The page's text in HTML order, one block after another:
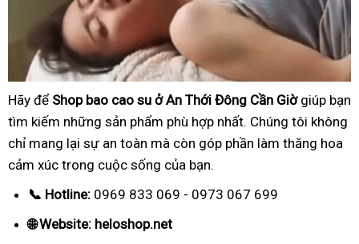
Hãy để Shop bao cao su ở An Thới Đông Cần Giờgiúp bạn
tìm kiếm những sản phẩm phù hợp nhất. Chúng tôi không
chỉ mang lại sự an toàn mà còn góp phần làm thăng hoa
cảm xúc trong cuộc sống của bạn.
📞 Hotline: 0969 833 069 - 0973 067 699
🌐 Website: heloshop.net